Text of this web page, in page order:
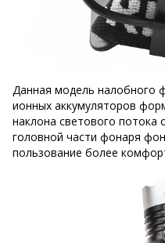
Данная модель налобного
ионных аккумуляторов
наклона светового потока
головной части фонаря
пользование более